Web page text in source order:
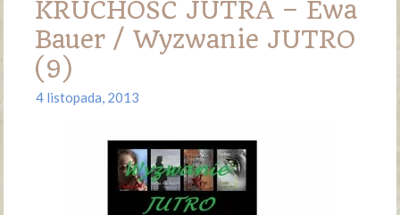
KRUCHOŚĆ JUTRA – Ewa
Bauer / Wyzwanie JUTRO
(9)
4 listopada, 2013